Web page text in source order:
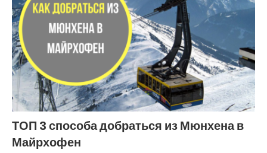
ТОП 3 способа добраться из Мюнхена в
Майрхофен